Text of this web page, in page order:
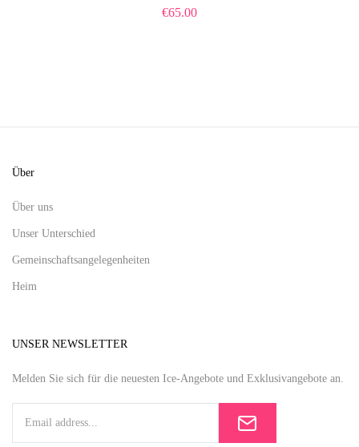
€65.00
Über
Über uns
Unser Unterschied
Gemeinschaftsangelegenheiten
Heim
UNSER NEWSLETTER
Melden Sie sich für die neuesten Ice-Angebote und Exklusivangebote an.